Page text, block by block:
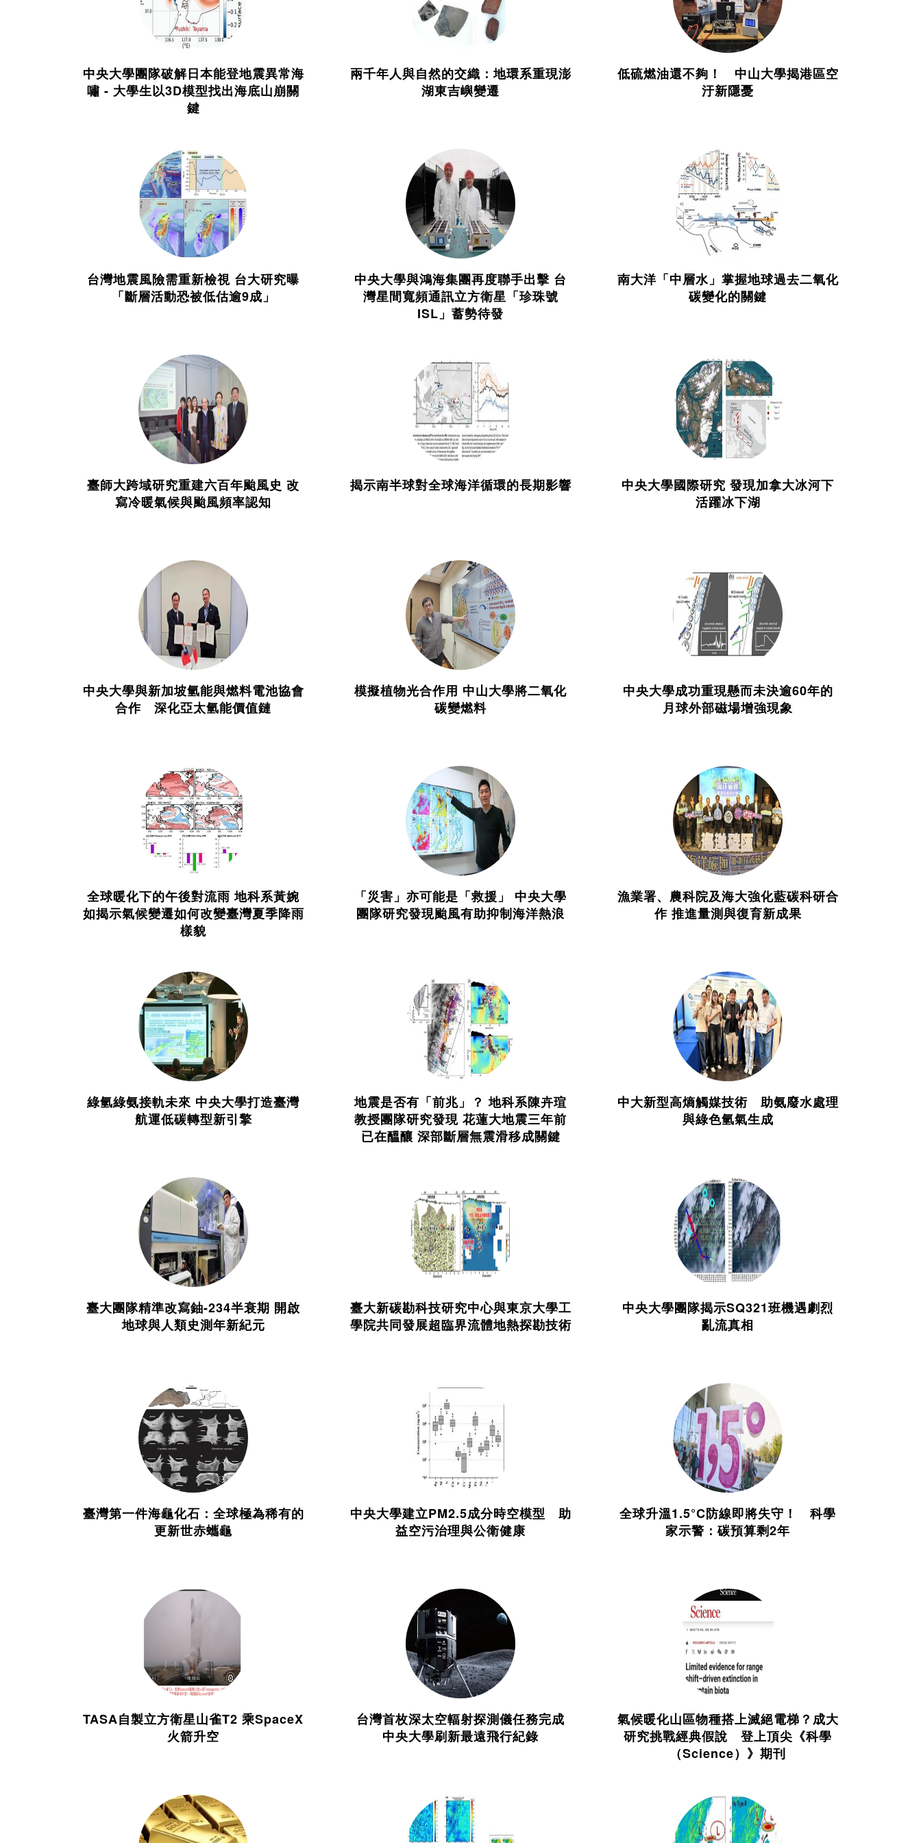
中央大學團隊破解日本能登地震異常海
嘯 - 大學生以3D模型找出海底山崩關
鍵
兩千年人與自然的交織：地環系重現澎
湖東吉嶼變遷
低硫燃油還不夠！ 中山大學揭港區空
汙新隱憂
台灣地震風險需重新檢視 台大研究曝
「斷層活動恐被低估逾9成」
中央大學與鴻海集團再度聯手出擊 台
灣星間寬頻通訊立方衛星「珍珠號
ISL」蓄勢待發
南大洋「中層水」掌握地球過去二氧化
碳變化的關鍵
臺師大跨域研究重建六百年颱風史 改
寫冷暖氣候與颱風頻率認知
揭示南半球對全球海洋循環的長期影響
中央大學國際研究 發現加拿大冰河下
活躍冰下湖
中央大學與新加坡氫能與燃料電池協會
合作 深化亞太氫能價值鏈
模擬植物光合作用 中山大學將二氧化
碳變燃料
中央大學成功重現懸而未決逾60年的
月球外部磁場增強現象
全球暖化下的午後對流雨 地科系黃婉
如揭示氣候變遷如何改變臺灣夏季降雨
樣貌
「災害」亦可能是「救援」 中央大學
團隊研究發現颱風有助抑制海洋熱浪
漁業署、農科院及海大強化藍碳科研合
作 推進量測與復育新成果
綠氫綠氨接軌未來 中央大學打造臺灣
航運低碳轉型新引擎
地震是否有「前兆」？ 地科系陳卉瑄
教授團隊研究發現 花蓮大地震三年前
已在醞釀 深部斷層無震滑移成關鍵
中大新型高熵觸媒技術 助氨廢水處理
與綠色氫氣生成
臺大團隊精準改寫鈾-234半衰期 開啟
地球與人類史測年新紀元
臺大新碳勘科技研究中心與東京大學工
學院共同發展超臨界流體地熱探勘技術
中央大學團隊揭示SQ321班機遇劇烈
亂流真相
臺灣第一件海龜化石：全球極為稀有的
更新世赤蠵龜
中央大學建立PM2.5成分時空模型 助
益空污治理與公衛健康
全球升溫1.5°C防線即將失守！ 科學
家示警：碳預算剩2年
TASA自製立方衛星山雀T2 乘SpaceX
火箭升空
台灣首枚深太空輻射探測儀任務完成
中央大學刷新最遠飛行紀錄
氣候暖化山區物種搭上滅絕電梯？成大
研究挑戰經典假說 登上頂尖《科學
（Science）》期刊